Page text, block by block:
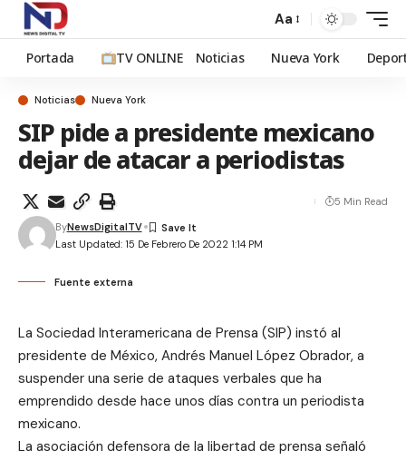
Aa
Portada TV ONLINE Noticias Nueva York
Noticias Nueva York
SIP pide a presidente mexicano
dejar de atacar a periodistas
Last Updated: 15 De Febrero De 2022 1:14 PM
ByNewsDigitalTV
5 Min Read
Fuente externa
La Sociedad Interamericana de Prensa (SIP) instó al
presidente de México, Andrés Manuel López Obrador, a
suspender una serie de ataques verbales que ha
emprendido desde hace unos días contra un periodista
mexicano.
La asociación defensora de la libertad de prensa señaló